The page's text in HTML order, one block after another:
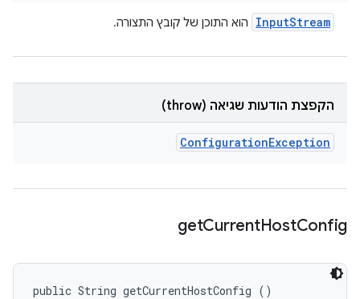
InputStream הוא התוכן של קובץ התצורה.
הקפצת הודעות שגיאה (throw)
ConfigurationException
getCurrentHostConfig
public String getCurrentHostConfig ()